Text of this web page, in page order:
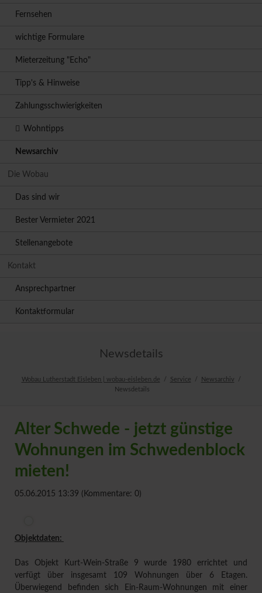
Fernsehen
wichtige Formulare
Mieterzeitung "Echo"
Tipp's & Hinweise
Zahlungsschwierigkeiten
Wohntipps
Newsarchiv
Die Wobau
Das sind wir
Bester Vermieter 2021
Stellenangebote
Kontakt
Ansprechpartner
Kontaktformular
Newsdetails
Wobau Lutherstadt Eisleben | wobau-eisleben.de Service
Newsarchiv
Newsdetails
Alter Schwede - jetzt günstige
Wohnungen im Schwedenblock
mieten!
05.06.2015 13:39 (Kommentare: 0)
Objektdaten:
Das Objekt Kurt-Wein-Straße 9 wurde 1980 errichtet und
verfügt über insgesamt 109 Wohnungen über 6 Etagen.
Überwiegend befinden sich Ein-Raum-Wohnungen mit einer